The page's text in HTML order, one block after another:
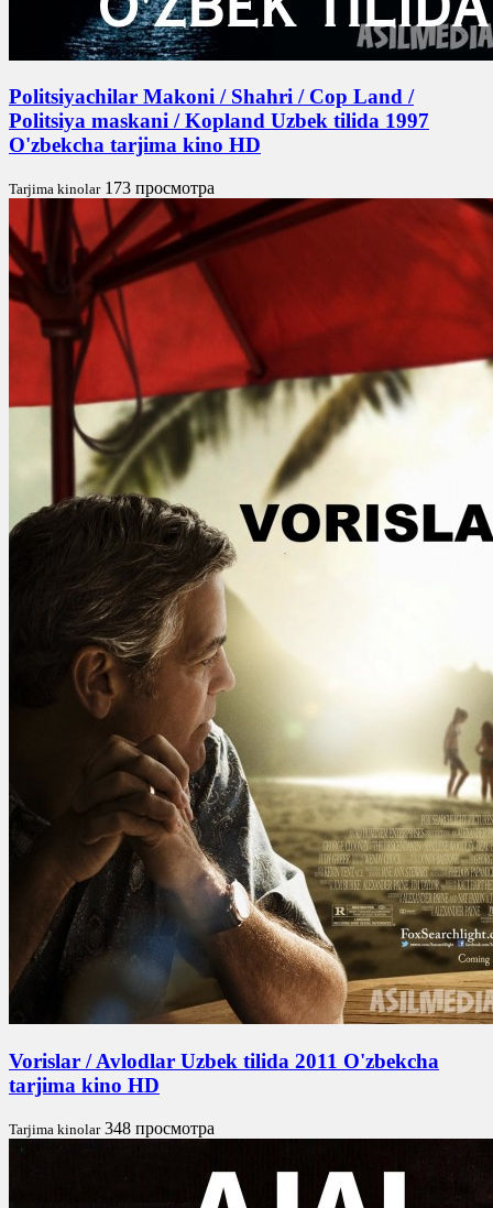
Politsiyachilar Makoni / Shahri / Cop Land /
Politsiya maskani / Kopland Uzbek tilida 1997
O'zbekcha tarjima kino HD
Tarjima kinolar 173 просмотра
Vorislar / Avlodlar Uzbek tilida 2011 O'zbekcha
tarjima kino HD
Tarjima kinolar 348 просмотра